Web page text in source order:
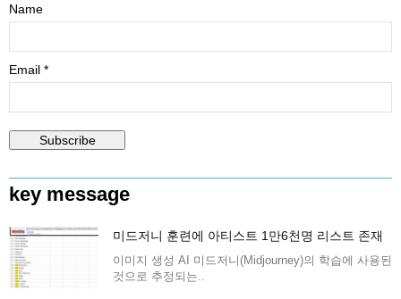
Name
Email *
key message
미드저니 훈련에 아티스트 1만6천명 리스트 존재
이미지 생성 AI 미드저니(Midjourney)의 학습에 사용된
것으로 추정되는..